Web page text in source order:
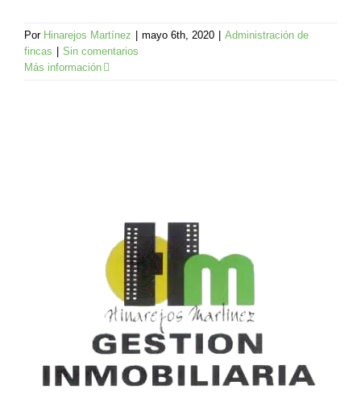
Por Hinarejos Martínez mayo 6th, 2020
Administración de
fincas
Sin comentarios
Más información